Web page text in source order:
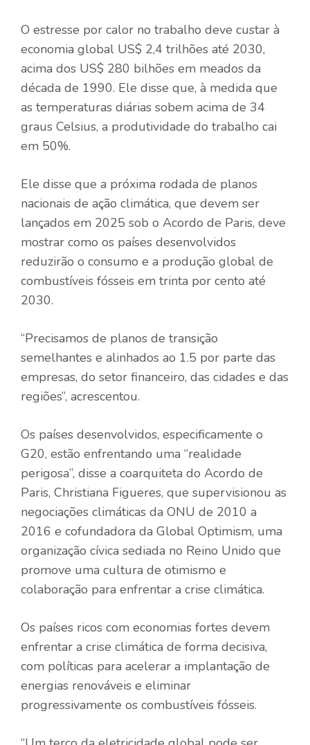
O estresse por calor no trabalho deve custar à
economia global US$ 2,4 trilhões até 2030,
acima dos US$ 280 bilhões em meados da
década de 1990. Ele disse que, à medida que
as temperaturas diárias sobem acima de 34
graus Celsius, a produtividade do trabalho cai
em 50%.
Ele disse que a próxima rodada de planos
nacionais de ação climática, que devem ser
lançados em 2025 sob o Acordo de Paris, deve
mostrar como os países desenvolvidos
reduzirão o consumo e a produção global de
combustíveis fósseis em trinta por cento até
2030.
“Precisamos de planos de transição
semelhantes e alinhados ao 1.5 por parte das
empresas, do setor financeiro, das cidades e das
regiões”, acrescentou.
Os países desenvolvidos, especificamente o
G20, estão enfrentando uma “realidade
perigosa”, disse a coarquiteta do Acordo de
Paris, Christiana Figueres, que supervisionou as
negociações climáticas da ONU de 2010 a
2016 e cofundadora da Global Optimism, uma
organização cívica sediada no Reino Unido que
promove uma cultura de otimismo e
colaboração para enfrentar a crise climática.
Os países ricos com economias fortes devem
enfrentar a crise climática de forma decisiva,
com políticas para acelerar a implantação de
energias renováveis ​​e eliminar
progressivamente os combustíveis fósseis.